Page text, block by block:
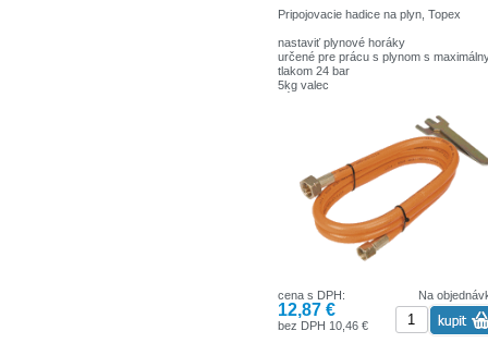
Pripojovacie hadice na plyn, Topex
nastaviť plynové horáky
určené pre prácu s plynom s
tlakom 24 bar
5kg valec
Sortiment značiek TOPEX zahŕňa
doplnky pre domácnosť a garáže.
sú pevnej kvality.
Značka TOPEX je jednou z
značiek ručného náradia v Poľsku.
Na
cena s DPH:
12,87 €
bez DPH 10,46 €